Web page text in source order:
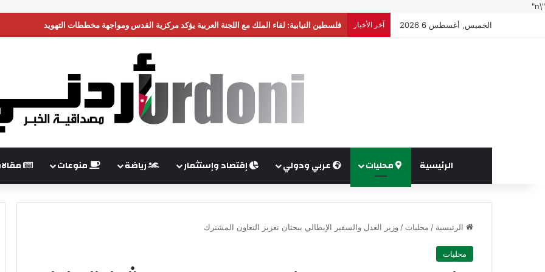
"\n"
الخميس, أغسطس 6 2026
آخر الأخبار صادرات صناعة عمّان تكسر حاجز 4 مليارات دينار في 7 أشهر
الرئيسية محليات عربي ودولي إقتصاد وإستثمار رياضة منوعات
الرئيسية / محليات / وزير العدل والسفير الإيطالي يبحثان تعزيز التعاون المشترك
محليات